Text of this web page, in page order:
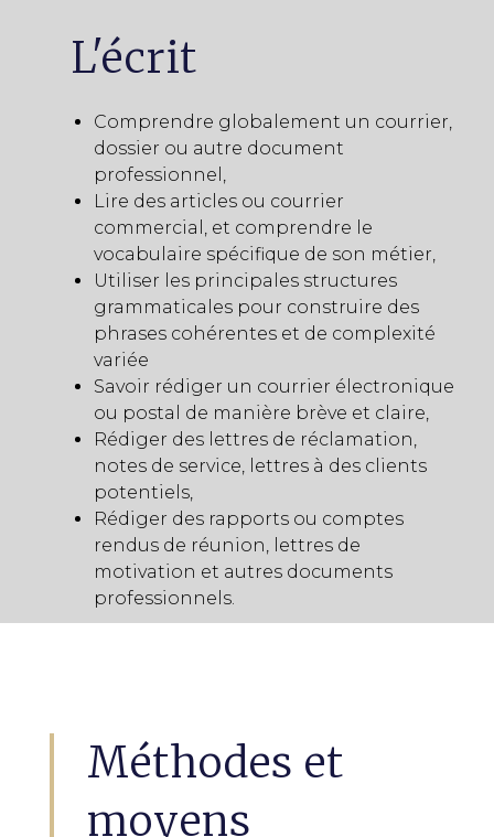
L'écrit
Comprendre globalement un courrier,
dossier ou autre document
professionnel,
Lire des articles ou courrier
commercial, et comprendre le
vocabulaire spécifique de son métier,
Utiliser les principales structures
grammaticales pour construire des
phrases cohérentes et de complexité
variée
Savoir rédiger un courrier électronique
ou postal de manière brève et claire,
Rédiger des lettres de réclamation,
notes de service, lettres à des clients
potentiels,
Rédiger des rapports ou comptes
rendus de réunion, lettres de
motivation et autres documents
professionnels.
Méthodes et
moyens